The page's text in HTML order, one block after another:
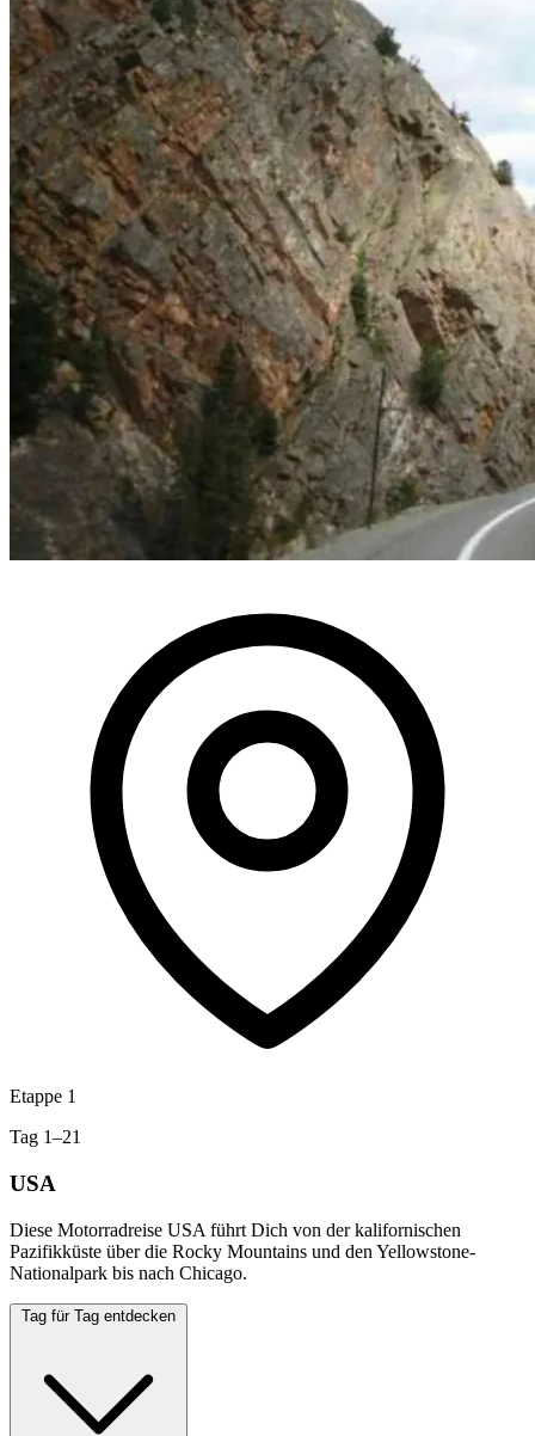
Etappe 1
Tag 1–21
USA
Diese Motorradreise USA führt Dich von der kalifornischen
Pazifikküste über die Rocky Mountains und den Yellowstone-
Nationalpark bis nach Chicago.
Tag für Tag entdecken